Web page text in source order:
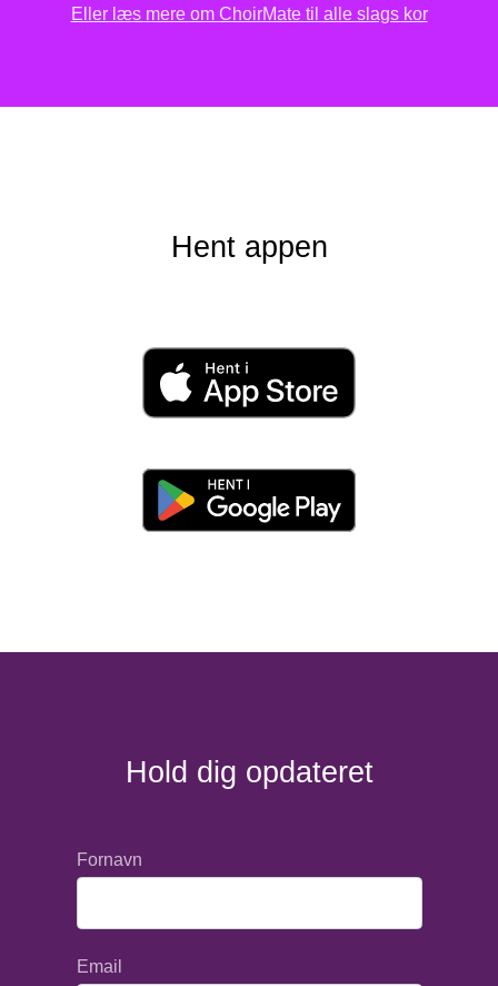
Eller læs mere om ChoirMate til alle slags kor
Hent appen
Hold dig opdateret
Fornavn
Email